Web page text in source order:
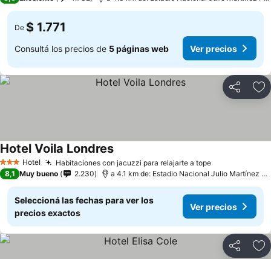
De $ 1.771
Consultá los precios de 5 páginas web Ver precios
Compartir
3 Estrellas
Hotel Habitaciones con jacuzzi para relajarte a tope
Hotel Voila Londres
8,1 Muy bueno 2.230 a 4.1 km de: Estadio Nacional Julio Martínez Prádanos
Seleccioná las fechas para ver los
precios exactos
Ver precios
Compartir